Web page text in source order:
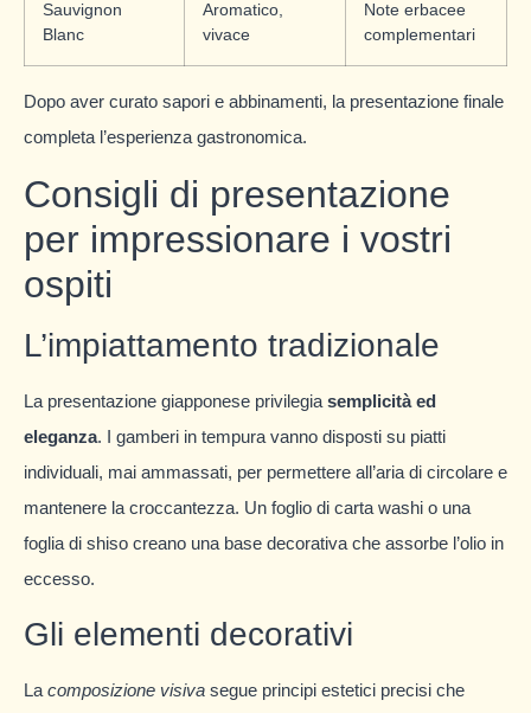
Sauvignon
Blanc
Aromatico,
vivace
Note erbacee
complementari
Dopo aver curato sapori e abbinamenti, la presentazione finale
completa l’esperienza gastronomica.
Consigli di presentazione
per impressionare i vostri
ospiti
L’impiattamento tradizionale
La presentazione giapponese privilegiasemplicità ed
eleganza. I gamberi in tempura vanno disposti su piatti
individuali, mai ammassati, per permettere all’aria di circolare e
mantenere la croccantezza. Un foglio di carta washi o una
foglia di shiso creano una base decorativa che assorbe l’olio in
eccesso.
Gli elementi decorativi
La composizione visiva segue principi estetici precisi che